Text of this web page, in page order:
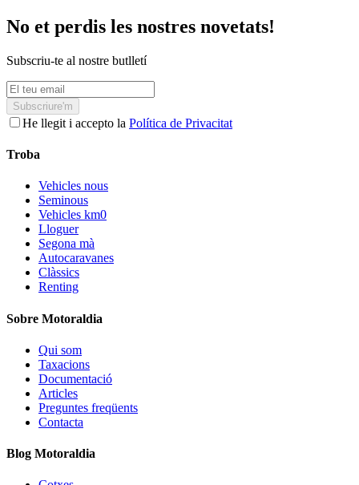
No et perdis les nostres novetats!
Subscriu-te al nostre butlletí
Subscriure'm
He llegit i accepto la Política de Privacitat
Troba
Vehicles nous
Seminous
Vehicles km0
Lloguer
Segona mà
Autocaravanes
Clàssics
Renting
Sobre Motoraldia
Qui som
Taxacions
Documentació
Articles
Preguntes freqüents
Contacta
Blog Motoraldia